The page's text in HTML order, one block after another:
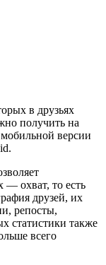
в друзьях
получить на
версии
— охват, то есть
друзей, их
репосты,
статистики также
всего